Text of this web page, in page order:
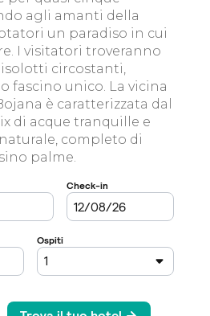
agli amanti della
un paradiso in cui
I visitatori troveranno
circostanti,
fascino unico. La vicina
è caratterizzata dal
di acque tranquille e
completo di
palme.